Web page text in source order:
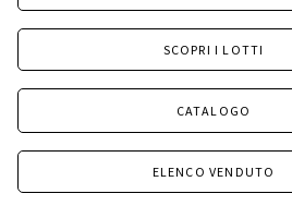
SCOPRI I LOTTI
CATALOGO
ELENCO VENDUTO